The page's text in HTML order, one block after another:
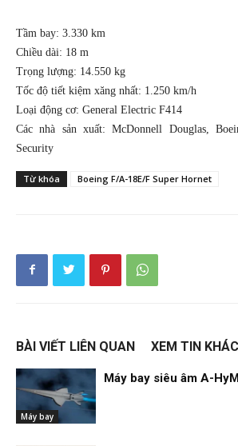
Tầm bay: 3.330 km
Chiều dài: 18 m
Trọng lượng: 14.550 kg
Tốc độ tiết kiệm xăng nhất: 1.250 km/h
Loại động cơ: General Electric F414
Các nhà sản xuất:McDonnell Douglas,
Security
Từ khóa Boeing F/A-18E/F Super Hornet
BÀI VIẾT LIÊN QUAN XEM TIN KHÁC
Máy bay
Máy bay siêu âm A-